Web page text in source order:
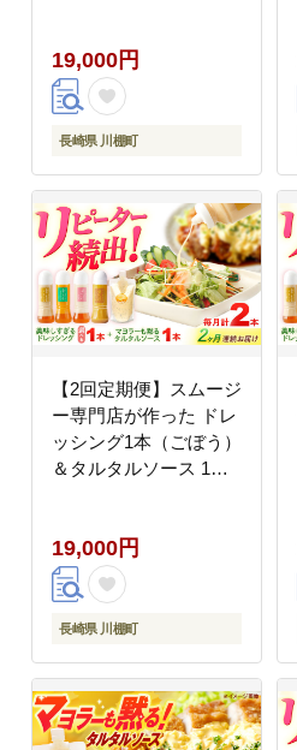
19,000円
長崎県 川棚町
【2回定期便】スムージ
ー専門店が作った ドレ
ッシング1本（ごぼう）
＆タルタルソース 1個
19,000円
長崎県 川棚町